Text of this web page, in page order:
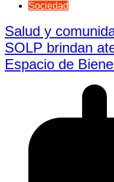
Sociedad
Salud y
SOLP brindan
Espacio de